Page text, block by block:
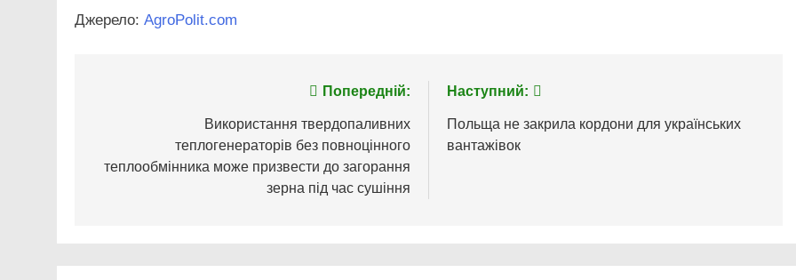
Джерело: AgroPolit.com
Попередній:
Використання твердопаливних
теплогенераторів без повноцінного
теплообмінника може призвести до загорання
зерна під час сушіння
Наступний:
Польща не закрила кордони для українських
вантажівок